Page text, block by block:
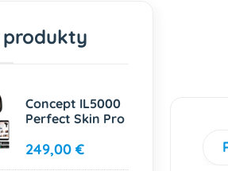
produkty
Concept IL5000
Perfect Skin Pro
249,00 €